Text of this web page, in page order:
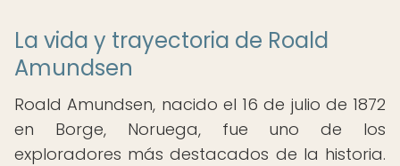
La vida y trayectoria de Roald
Amundsen
Roald Amundsen, nacido el 16 de julio de 1872
en Borge, Noruega, fue uno de los
exploradores más destacados de la historia.